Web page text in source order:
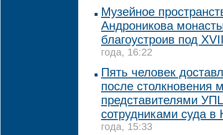
Музейное
Андроникова
благоустроив под
года, 16:22
Пять человек
после столкновения
представителями
сотрудниками суда в
года, 15:33